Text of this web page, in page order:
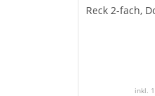
Reck 2-fach,
inkl.